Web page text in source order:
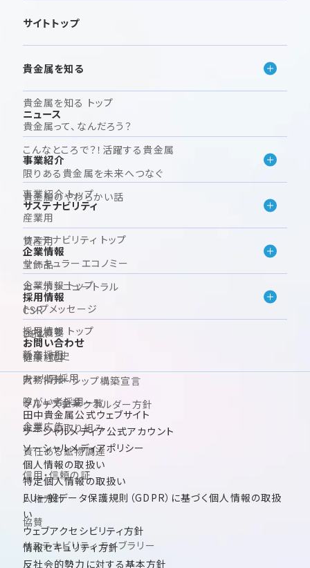
サイトトップ
貴金属を知る
貴金属を知る トップ
貴金属って、なんだろう？
こんなところで？！活躍する貴金属
限りある貴金属を未来へつなぐ
貴金属のやわらかい話
ニュース
事業紹介
事業紹介 トップ
産業用
資産用
宝飾品
サステナビリティ
サステナビリティ トップ
サーキュラーエコノミー
カーボンニュートラル
CSR
DE&I
健康経営
パートナーシップ構築宣言
マルチステークホルダー方針
未来への取り組み
責任ある鉱物調達
信用・信頼の証
人権方針
協賛
サステナビリティ ライブラリー
企業情報
企業情報 トップ
トップメッセージ
会社概要
沿革・歴史
財務情報
グループ企業一覧
企業広告
採用情報
採用情報 トップ
新卒採用
キャリア採用
障がい者採用
お問い合わせ
田中貴金属公式ウェブサイト
ソーシャルメディア公式アカウント
ソーシャルメディアポリシー
個人情報の取扱い
特定個人情報の取扱い
EU一般データ保護規則（GDPR）に基づく個人情報の取扱
い
ウェブアクセシビリティ方針
情報セキュリティ方針
反社会的勢力に対する基本方針